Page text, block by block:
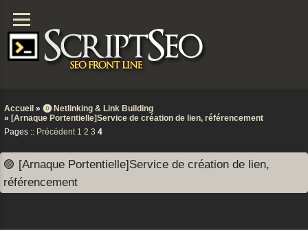
Accueil » ⓿ Netlinking & Link Building
» [Arnaque Portentielle]Service de création de lien, référencement
Pages :: Précédent 1 2 3 4
🟣 [Arnaque Portentielle]Service de création de lien,
référencement